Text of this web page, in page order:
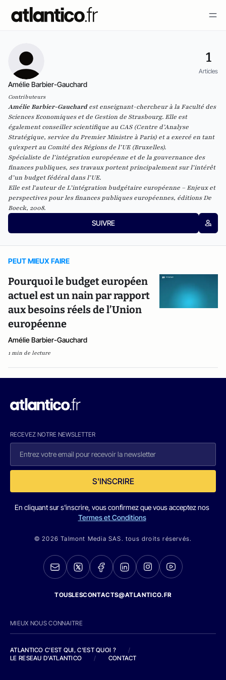
1
Articles
Amélie Barbier-Gauchard
Contributeurs
Amélie Barbier-Gauchardest enseignant-chercheur à la Faculté des
Sciences Economiques et de Gestion de Strasbourg. Elle est
également conseiller scientifique au CAS (Centre d’Analyse
Stratégique, service du Premier Ministre à Paris) et a exercé en tant
qu'expert au Comité des Régions de l’UE (Bruxelles).
Spécialiste de l’intégration européenne et de la gouvernance des
finances publiques, ses travaux portent principalement sur l’intérêt
d’un budget fédéral dans l’UE.
Elle est l'auteur deL’intégration budgétaire européenne – Enjeux et
perspectives pour les finances publiques européennes, éditions De
Boeck, 2008.
SUIVRE
PEUT MIEUX FAIRE
Pourquoi le budget européen
actuel est un nain par rapport
aux besoins réels de l’Union
européenne
Amélie Barbier-Gauchard
1 min de lecture
RECEVEZ NOTRE NEWSLETTER
S'INSCRIRE
En cliquant sur s'inscrire, vous confirmez que vous acceptez nos
Termes et Conditions
© 2026 Talmont Media SAS. tous droits réservés.
TOUSLESCONTACTS@ATLANTICO.FR
MIEUX NOUS CONNAITRE
ATLANTICO C'EST QUI, C'EST QUOI ?
/
LE RESEAU D'ATLANTICO
/ CONTACT